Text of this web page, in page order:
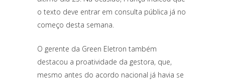
o texto deve entrar em consulta pública já no
começo desta semana.
O gerente da Green Eletron também
destacou a proatividade da gestora, que,
mesmo antes do acordo nacional já havia se